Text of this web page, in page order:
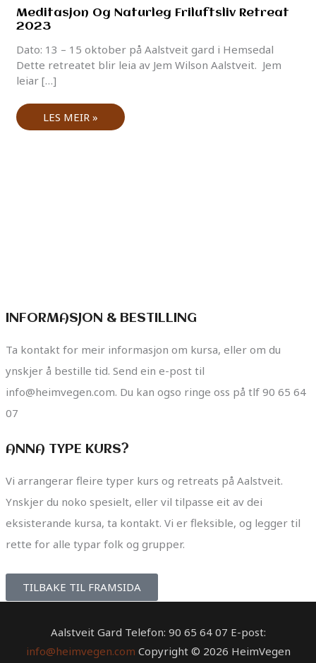
Meditasjon Og Naturleg Friluftsliv Retreat
2023
Dato: 13 – 15 oktober på Aalstveit gard i Hemsedal
Dette retreatet blir leia av Jem Wilson Aalstveit. Jem
leiar […]
LES MEIR »
INFORMASJON & BESTILLING
Ta kontakt for meir informasjon om kursa, eller om du
ynskjer å bestille tid. Send ein e-post til
info@heimvegen.com. Du kan ogso ringe oss på tlf 90 65 64
07
ANNA TYPE KURS?
Vi arrangerar fleire typer kurs og retreats på Aalstveit.
Ynskjer du noko spesielt, eller vil tilpasse eit av dei
eksisterande kursa, ta kontakt. Vi er fleksible, og legger til
rette for alle typar folk og grupper.
TILBAKE TIL FRAMSIDA
Aalstveit Gard Telefon: 90 65 64 07 E-post:
info@heimvegen.com Copyright © 2026 HeimVegen